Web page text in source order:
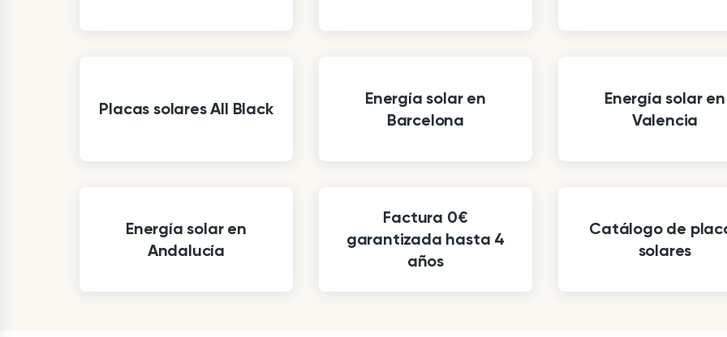
Placas solares All Black
Energía solar en
Barcelona
Energía solar en
Valencia
Energía solar en
Andalucía
Factura 0€
garantizada hasta 4
años
Catálogo de
solares